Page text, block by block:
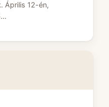
Április 12-én,